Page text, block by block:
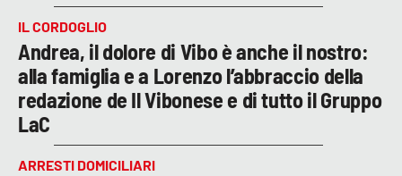
IL CORDOGLIO
Andrea, il dolore di Vibo è anche il nostro:
alla famiglia e a Lorenzo l’abbraccio della
redazione de Il Vibonese e di tutto il Gruppo
LaC
ARRESTI DOMICILIARI